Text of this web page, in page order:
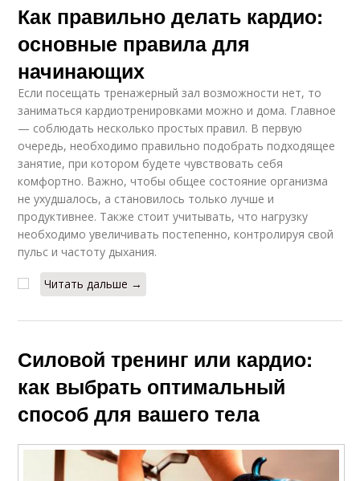
Как правильно делать кардио:
основные правила для
начинающих
Если посещать тренажерный зал возможности нет, то
заниматься кардиотренировками можно и дома. Главное
— соблюдать несколько простых правил. В первую
очередь, необходимо правильно подобрать подходящее
занятие, при котором будете чувствовать себя
комфортно. Важно, чтобы общее состояние организма
не ухудшалось, а становилось только лучше и
продуктивнее. Также стоит учитывать, что нагрузку
необходимо увеличивать постепенно, контролируя свой
пульс и частоту дыхания.
Читать дальше →
Силовой тренинг или кардио:
как выбрать оптимальный
способ для вашего тела